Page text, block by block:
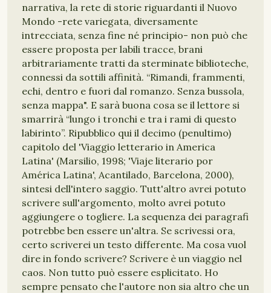
narrativa, la rete di storie riguardanti il Nuovo
Mondo -rete variegata, diversamente
intrecciata, senza fine né principio- non può che
essere proposta per labili tracce, brani
arbitrariamente tratti da sterminate biblioteche,
connessi da sottili affinità. “Rimandi, frammenti,
echi, dentro e fuori dal romanzo. Senza bussola,
senza mappa". E sarà buona cosa se il lettore si
smarrirà “lungo i tronchi e tra i rami di questo
labirinto”. Ripubblico qui il decimo (penultimo)
capitolo del 'Viaggio letterario in America
Latina' (Marsilio, 1998; 'Viaje literario por
América Latina', Acantilado, Barcelona, 2000),
sintesi dell'intero saggio. Tutt'altro avrei potuto
scrivere sull'argomento, molto avrei potuto
aggiungere o togliere. La sequenza dei paragrafi
potrebbe ben essere un'altra. Se scrivessi ora,
certo scriverei un testo differente. Ma cosa vuol
dire in fondo scrivere? Scrivere è un viaggio nel
caos. Non tutto può essere esplicitato. Ho
sempre pensato che l'autore non sia altro che un